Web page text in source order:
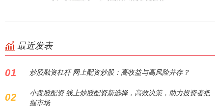
最近发表
01 炒股融资杠杆 网上配资炒股：高收益与高风险并存？
02
小盘股配资 线上炒股配资新选择，高效决策，助力投资者把
握市场